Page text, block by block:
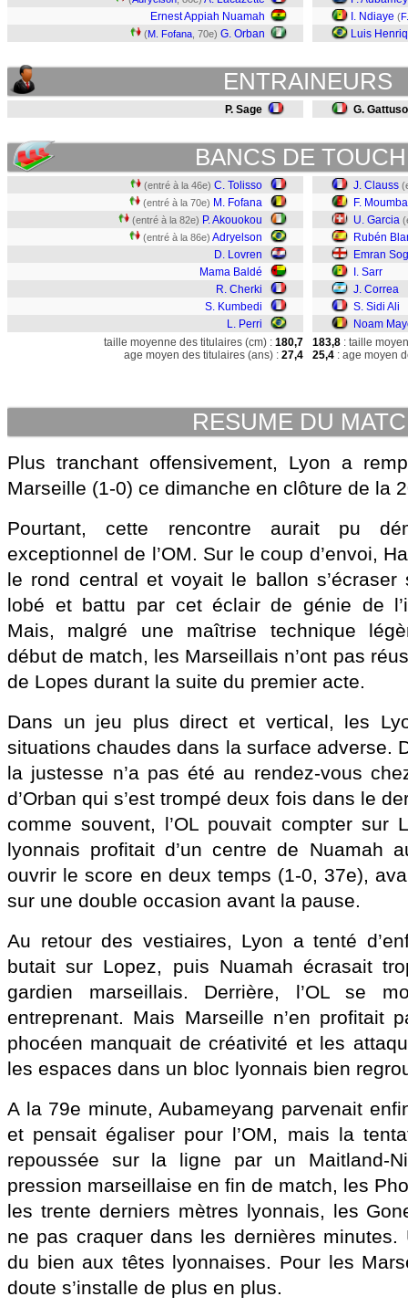
Ernest Appiah Nuamah
(M. Fofana , 70e) G. Orban
I. Ndiaye (
Luis
ENTRAINEURS
P. Sage G. Gattuso
BANCS DE
(entré à la 46e) C. Tolisso
(entré à la 70e) M. Fofana
(entré à la 82e) P. Akouokou
(entré à la 86e) Adryelson
D. Lovren
Mama Baldé
R. Cherki
S. Kumbedi
L. Perri
J. Clauss
F.
U. Garcia
Rubén
Emran
I. Sarr
J. Correa
S. Sidi Ali
Noam
taille moyenne des titulaires (cm) : 180,7
age moyen des titulaires (ans) : 27,4
183,8 : taille
25,4 : age moyen
RESUME DU
Plus tranchant offensivement, Lyon a
Marseille (1-0) ce dimanche en clôture de la
Pourtant, cette rencontre aurait pu
exceptionnel de l’OM. Sur le coup d’envoi,
le rond central et voyait le ballon
lobé et battu par cet éclair de génie de
Mais, malgré une maîtrise technique
début de match, les Marseillais n’ont pas
de Lopes durant la suite du premier acte.
Dans un jeu plus direct et vertical, les
situations chaudes dans la surface adverse.
la justesse n’a pas été au rendez-vous
d’Orban qui s’est trompé deux fois dans le
comme souvent, l’OL pouvait compter sur
lyonnais profitait d’un centre de Nuamah
ouvrir le score en deux temps (1-0, 37e),
sur une double occasion avant la pause.
Au retour des vestiaires, Lyon a tenté
butait sur Lopez, puis Nuamah écrasait
gardien marseillais. Derrière, l’OL se
entreprenant. Mais Marseille n’en profitait
phocéen manquait de créativité et les
les espaces dans un bloc lyonnais bien
A la 79e minute, Aubameyang parvenait
et pensait égaliser pour l’OM, mais la
repoussée sur la ligne par un Maitland-
pression marseillaise en fin de match, les
les trente derniers mètres lyonnais, les
ne pas craquer dans les dernières
du bien aux têtes lyonnaises. Pour les
doute s’installe de plus en plus.